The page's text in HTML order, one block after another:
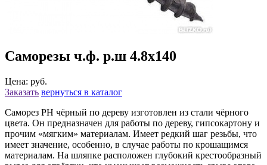
Саморезы ч.ф. р.ш 4.8х140
Цена: руб.
Заказать вернуться в каталог
Саморез РН чёрный по дереву изготовлен из стали чёрного
цвета. Он предназначен для работы по дереву, гипсокартону и
прочим «мягким» материалам. Имеет редкий шаг резьбы, что
имеет значение, особенно, в случае работы по крошащимся
материалам. На шляпке расположен глубокий крестообразный